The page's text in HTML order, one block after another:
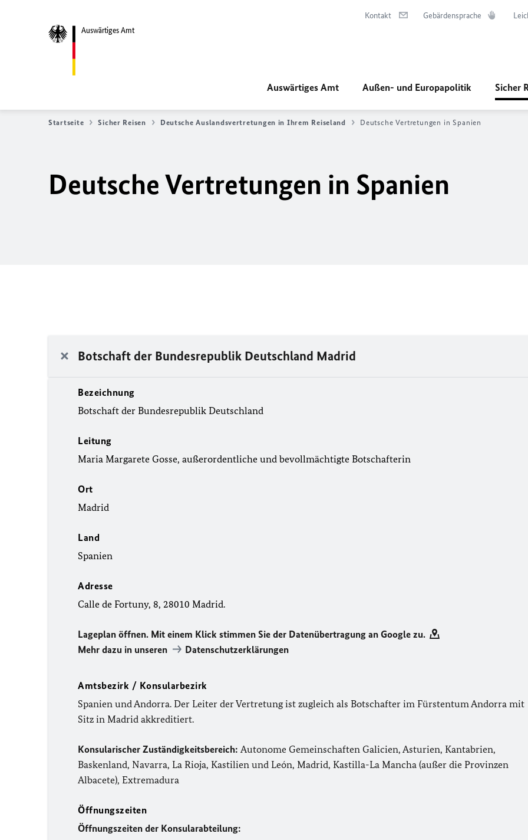
Auswärtiges Amt
Kontakt Gebärdensprache
Auswärtiges Amt Außen- und Europapolitik Sicher
Startseite Sicher Reisen Deutsche Auslandsvertretungen in Ihrem Reiseland Deutsche Vertretungen in Spanien
Deutsche Vertretungen in Spanien
Botschaft der Bundesrepublik Deutschland Madrid
Bezeichnung
Botschaft der Bundesrepublik Deutschland
Leitung
Maria Margarete Gosse, außerordentliche und bevollmächtigte Botschafterin
Ort
Madrid
Land
Spanien
Adresse
Calle de Fortuny, 8, 28010 Madrid.
Lageplan öffnen. Mit einem Klick stimmen Sie der Datenübertragung an Google zu.
Mehr dazu in unseren
Datenschutzerklärungen
Amtsbezirk / Konsularbezirk
Spanien und Andorra. Der Leiter der Vertretung ist zugleich als Botschafter im Fürstentum Andorra mit
Sitz in Madrid akkreditiert.
Konsularischer Zuständigkeitsbereich: Autonome Gemeinschaften Galicien, Asturien, Kantabrien,
Baskenland, Navarra, La Rioja, Kastilien und León, Madrid, Kastilla-La Mancha (außer die Provinzen
Albacete), Extremadura
Öffnungszeiten
Öffnungszeiten der Konsularabteilung: